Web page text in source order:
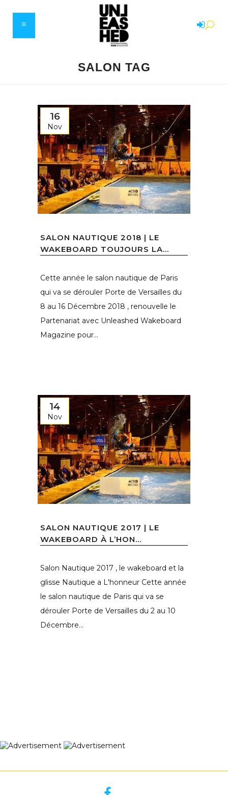
SALON TAG
16
Nov
SALON NAUTIQUE 2018 | LE
WAKEBOARD TOUJOURS LA...
Cette année le salon nautique de Paris
qui va se dérouler Porte de Versailles du
8 au 16 Décembre 2018 , renouvelle le
Partenariat avec Unleashed Wakeboard
Magazine pour...
14
Nov
SALON NAUTIQUE 2017 | LE
WAKEBOARD À L’HON...
Salon Nautique 2017 , le wakeboard et la
glisse Nautique a L'honneur Cette année
le salon nautique de Paris qui va se
dérouler Porte de Versailles du 2 au 10
Décembre...